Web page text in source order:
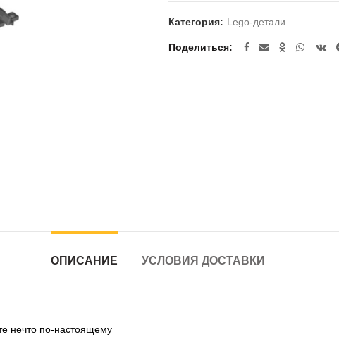
Категория: Lego-детали
Поделиться
ОПИСАНИЕ УСЛОВИЯ ДОСТАВКИ
нечто по-настоящему